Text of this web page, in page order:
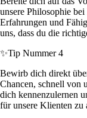
unsere Philosophie
Erfahrungen und
uns, dass du die
✨Tip Nummer 4
Bewirb dich direkt
Chancen, schnell von
dich kennenzulernen
für unsere Klienten zu